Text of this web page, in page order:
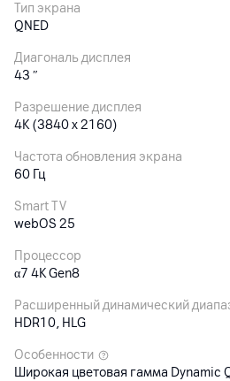
Тип экрана
QNED
Диагональ дисплея
43 ″
Разрешение дисплея
4K (3840 x 2160)
Частота обновления экрана
60 Гц
Smart TV
webOS 25
Процессор
α7 4K Gen8
Расширенный динамический
HDR10, HLG
Особенности
Широкая цветовая гамма Dynamic